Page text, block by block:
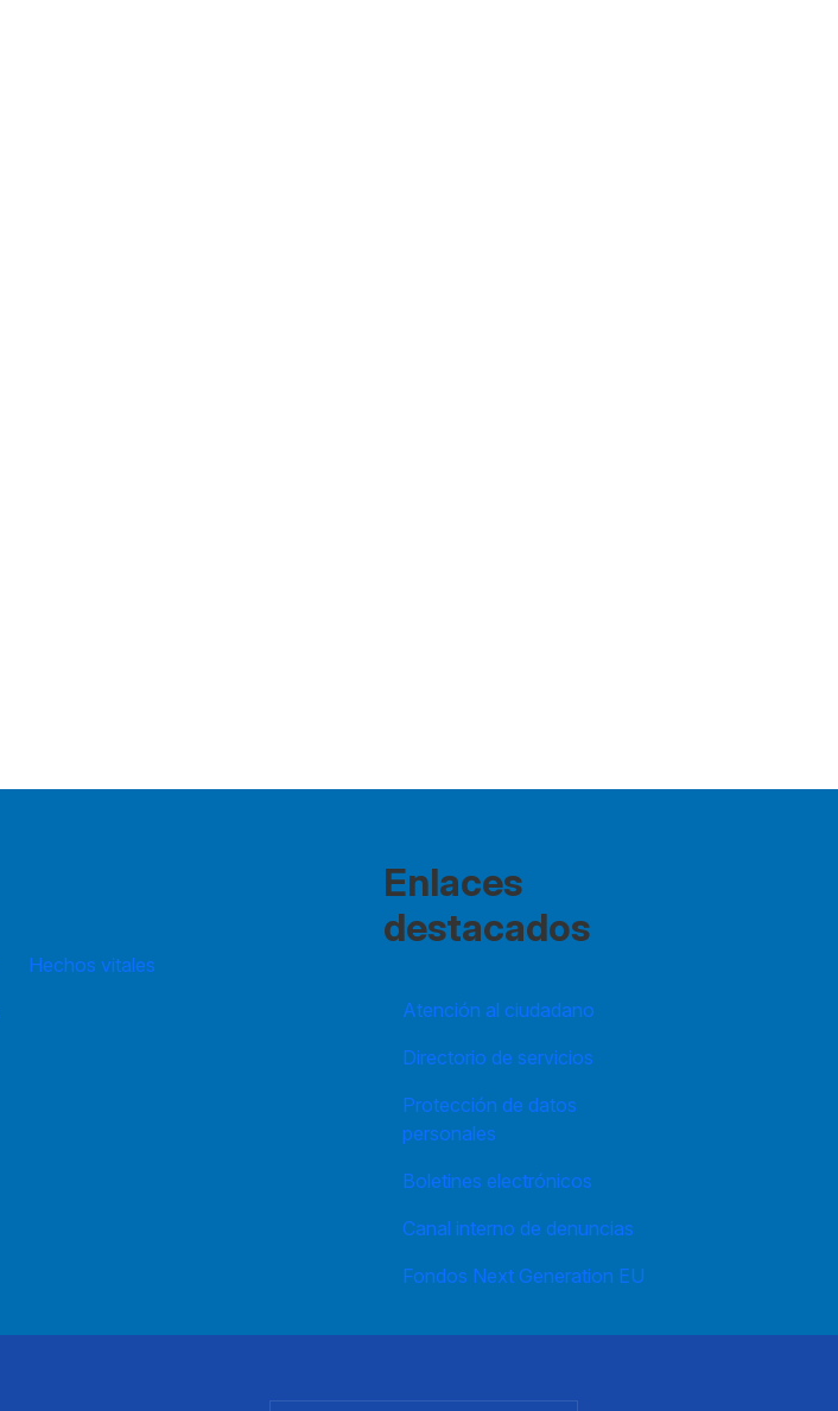
Hechos vitales
Enlaces
destacados
Atención al ciudadano
Directorio de servicios
Protección de datos
personales
Boletines electrónicos
Canal interno de denuncias
Fondos Next Generation EU